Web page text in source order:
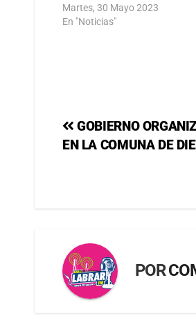
Martes, 30 Mayo 2023
En "Noticias"
GOBIERNO
EN LA COMUNA DE
POR